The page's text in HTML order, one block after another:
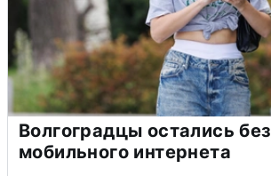
Волгоградцы остались без
мобильного интернета